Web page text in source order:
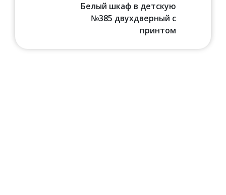
Белый шкаф в детскую
№385 двухдверный с
принтом